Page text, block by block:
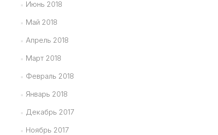
Июнь 2018
Май 2018
Апрель 2018
Март 2018
Февраль 2018
Январь 2018
Декабрь 2017
Ноябрь 2017